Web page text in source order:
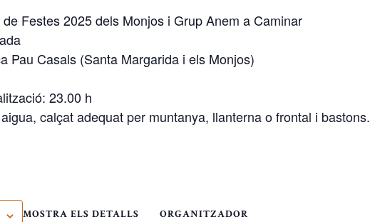
Festes 2025 dels Monjos i Grup Anem a Caminar
Pau Casals (Santa Margarida i els Monjos)
23.00 h
calçat adequat per muntanya, llanterna o frontal i bastons.
MOSTRA ELS DETALLS ORGANITZADOR